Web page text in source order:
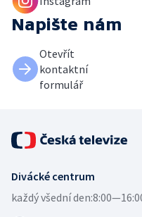
Napište nám
Otevřít
kontaktní
formulář
Divácké centrum
každý všední den: